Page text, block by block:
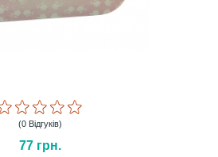
(0 Відгуків)
77 грн.